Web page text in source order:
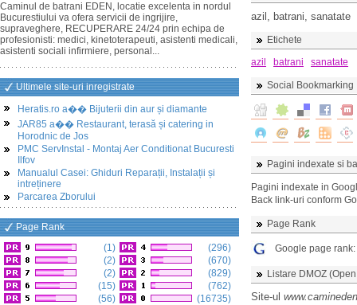
Caminul de batrani EDEN, locatie excelenta in nordul
Bucurestiului va ofera servicii de ingrijire,
supraveghere, RECUPERARE 24/24 prin echipa de
profesionisti: medici, kinetoterapeuti, asistenti medicali,
asistenti sociali infirmiere, personal...
Ultimele site-uri inregistrate
Heratis.ro a�� Bijuterii din aur și diamante
JAR85 a�� Restaurant, terasă și catering in
Horodnic de Jos
PMC ServInstal - Montaj Aer Conditionat Bucuresti
Ilfov
Manualul Casei: Ghiduri Reparații, Instalații și
intreținere
Parcarea Zborului
Page Rank
(1)
(2)
(2)
(15)
(56)
(296)
(670)
(829)
(762)
(16735)
azil, batrani, sanatate
Etichete
azil
batrani sanatate
Social Bookmarking
Pagini indexate si
Pagini indexate in
Back link-uri conform
Page Rank
Google page rank:
Listare DMOZ
Site-ul